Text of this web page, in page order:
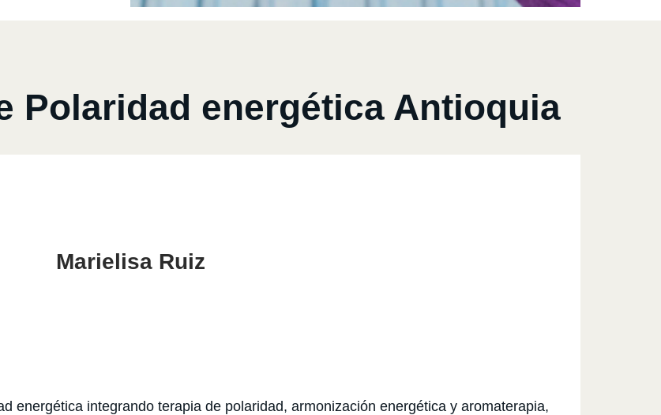
Polaridad energética Antioquia
Marielisa Ruiz
energética integrando terapia de polaridad, armonización energética y aromaterapia,